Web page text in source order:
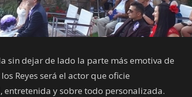
sin dejar de lado la parte más emotiva de
Reyes será el actor que oficie
, entretenida y sobre todo personalizada.